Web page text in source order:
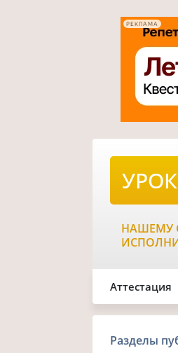
РЕКЛАМА
УРОК
НАШЕМУ
Аттестация
Разделы